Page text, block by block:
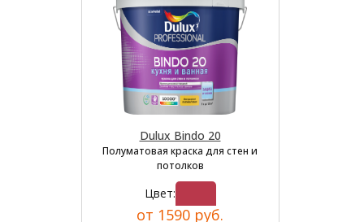
Dulux Bindo 20
Полуматовая краска для стен и
потолков
Цвет:
от 1590 руб.